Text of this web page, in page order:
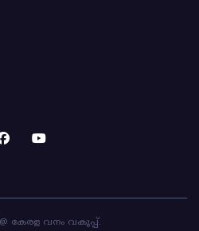
@ കേരള വനം വകുപ്പ്.